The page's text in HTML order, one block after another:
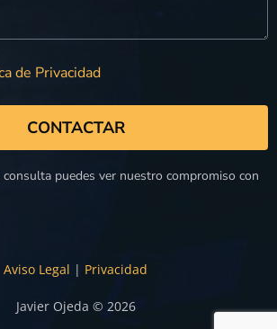
de Privacidad
CONTACTAR
puedes ver nuestro compromiso con
Aviso Legal | Privacidad
Javier Ojeda © 2026